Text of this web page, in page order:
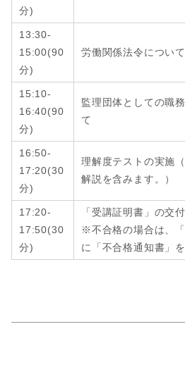
分)
13:30-
15:00(90
分)
労働関係法令について
15:10-
16:40(90
分)
監理団体としての職
て
16:50-
17:20(30
分)
理解度テストの実施
解説を含みます。）
17:20-
17:50(30
分)
「受講証明書」の交
※不合格の場合は、
に「不合格通知書」